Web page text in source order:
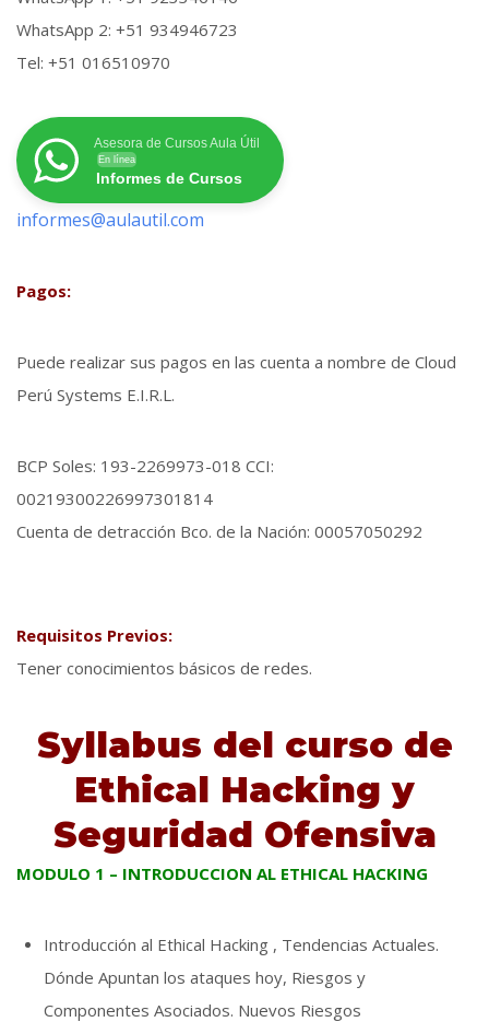
WhatsApp 2: +51 934946723
Tel: +51 016510970
Asesora de Cursos Aula Útil
En línea
Informes de Cursos
informes@aulautil.com
Pagos:
Puede realizar sus pagos en las cuenta a nombre de Cloud
Perú Systems E.I.R.L.
BCP Soles: 193-2269973-018 CCI:
00219300226997301814
Cuenta de detracción Bco. de la Nación: 00057050292
Requisitos Previos:
Tener conocimientos básicos de redes.
Syllabus del curso de
Ethical Hacking y
Seguridad Ofensiva
MODULO 1 – INTRODUCCION AL ETHICAL HACKING
Introducción al Ethical Hacking , Tendencias Actuales.
Dónde Apuntan los ataques hoy, Riesgos y
Componentes Asociados. Nuevos Riesgos